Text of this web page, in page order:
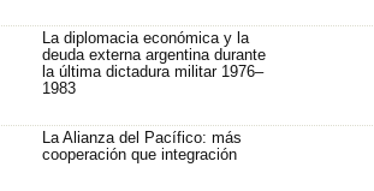
La diplomacia económica y la
deuda externa argentina durante
la última dictadura militar 1976–
1983
La Alianza del Pacífico: más
cooperación que integración